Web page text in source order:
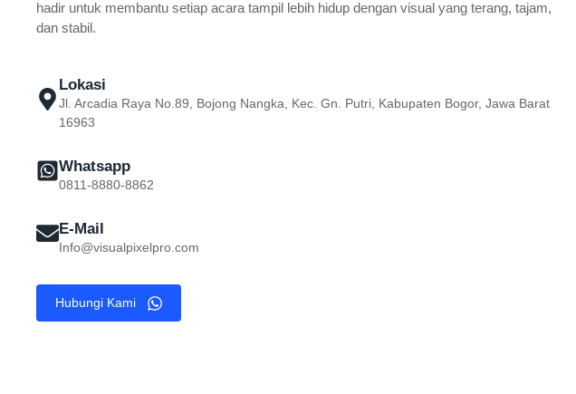
hadir untuk membantu setiap acara tampil lebih hidup dengan visual yang terang, tajam,
dan stabil.
Lokasi
Jl. Arcadia Raya No.89, Bojong Nangka, Kec. Gn. Putri, Kabupaten Bogor, Jawa Barat
16963
Whatsapp
0811-8880-8862
E-Mail
Info@visualpixelpro.com
Hubungi Kami